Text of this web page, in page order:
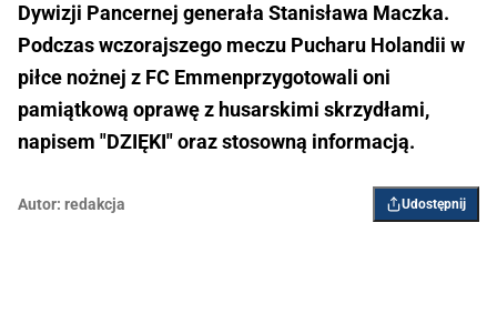
Dywizji Pancernej generała Stanisława Maczka.
Podczas wczorajszego meczu Pucharu Holandii w
piłce nożnej z FC Emmenprzygotowali oni
pamiątkową oprawę z husarskimi skrzydłami,
napisem "DZIĘKI" oraz stosowną informacją.
Autor: redakcja Udostępnij